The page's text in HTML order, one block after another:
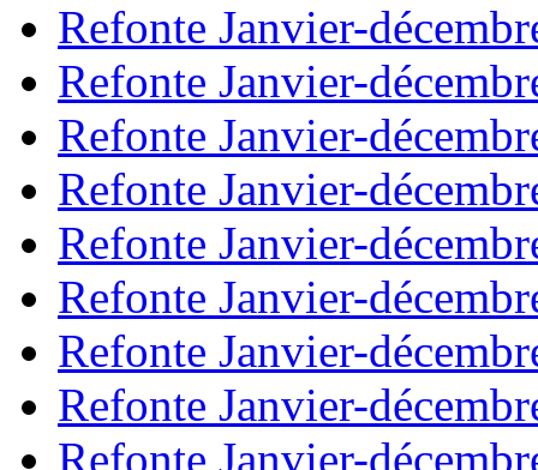
Refonte Janvier-
Refonte Janvier-
Refonte Janvier-
Refonte Janvier-
Refonte Janvier-
Refonte Janvier-
Refonte Janvier-
Refonte Janvier-
Refonte Janvier-